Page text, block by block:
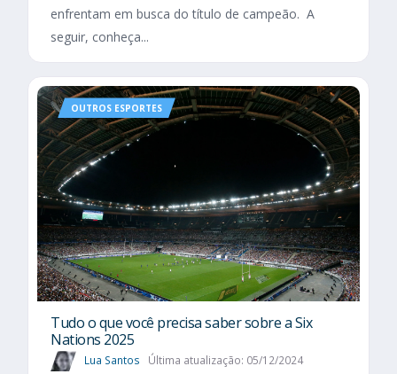
enfrentam em busca do título de campeão. A
seguir, conheça...
OUTROS ESPORTES
Tudo o que você precisa saber sobre a Six
Nations 2025​
Lua Santos Última atualização: 05/12/2024